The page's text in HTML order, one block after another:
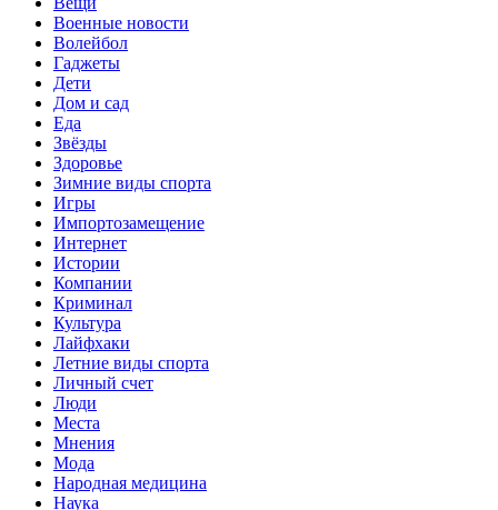
Военные новости
Волейбол
Гаджеты
Дети
Дом и сад
Еда
Звёзды
Здоровье
Зимние виды спорта
Игры
Импортозамещение
Интернет
Истории
Компании
Криминал
Культура
Лайфхаки
Летние виды спорта
Личный счет
Люди
Места
Мнения
Мода
Народная медицина
Наука